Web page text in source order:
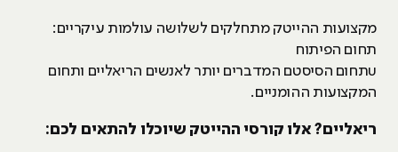
מקצועות ההייטק מתחלקים לשלושה עולמות עיקריים:
תחום הפיתוח
uתחום הסיסטם המדברים יותר לאנשים הריאליים ותחום
המקצועות ההומניים.
ריאליים? אלו קורסי ההייטק שיוכלו להתאים לכם: